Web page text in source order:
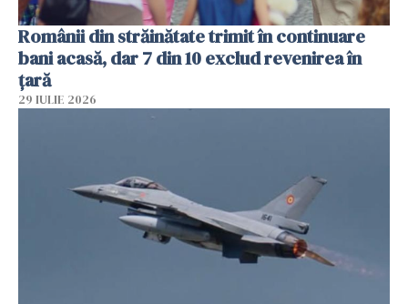
Românii din străinătate trimit în continuare
bani acasă, dar 7 din 10 exclud revenirea în
țară
29 IULIE 2026